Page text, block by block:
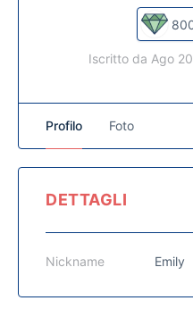
Iscritto da Ago
Profilo Foto
DETTAGLI
Nickname Emily